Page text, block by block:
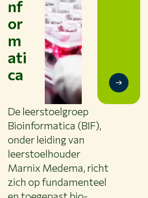
nf
or
m
ati
ca
De leerstoelgroep
Bioinformatica (BIF),
onder leiding van
leerstoelhouder
Marnix Medema, richt
zich op fundamenteel